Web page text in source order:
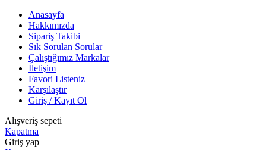
Anasayfa
Hakkımızda
Sipariş Takibi
Sık Sorulan Sorular
Çalıştığımız Markalar
İletişim
Favori Listeniz
Karşılaştır
Giriş / Kayıt Ol
Alışveriş sepeti
Kapatma
Giriş yap